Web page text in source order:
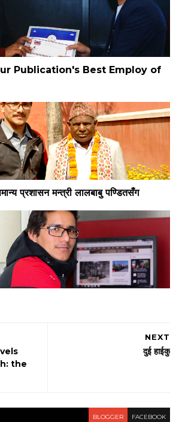
Publication's Best Employ of
प्रशासन मन्त्री लालबाबु पण्डितसँग
NEXT
दुई हाईकु
the
BLOGGER FACEBOOK